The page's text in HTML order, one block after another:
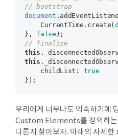
// bootstrap
document
    CurrentTime.create(
}, false
// finalize
this
this
    childList:
true
우리에게 너무나도 익숙하기에
Custom Elements를 정의하는
다른지 찾아보자. 아래의 자세한